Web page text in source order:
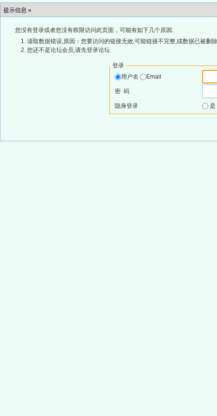
提示信息 »
您没有登录或者您没有权限访问此页面，可能有如下几个原因:
读取数据错误,原因：您要访问的链接无效,可能链接不完整,或数据已被删
您还不是论坛会员,请先登录论坛
登录
用户名
Email
密 码
隐身登录